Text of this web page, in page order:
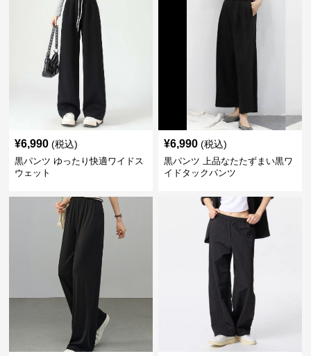
¥6,990 (税込)
黒パンツ ゆったり快適ワイドス
ウェット
¥6,990 (税込)
黒パンツ 上品なたたずまい黒ワ
イドタックパンツ